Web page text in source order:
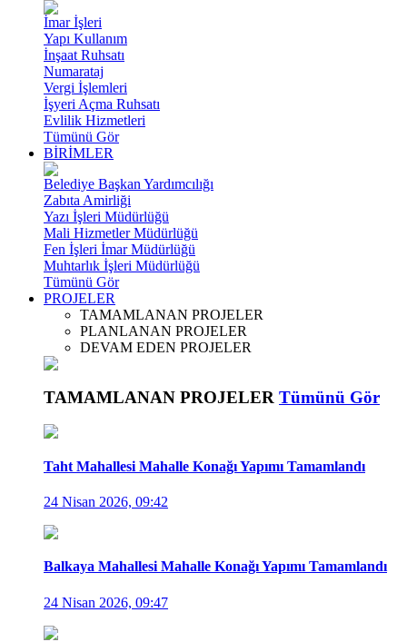
İmar İşleri
Yapı Kullanım
İnşaat Ruhsatı
Numarataj
Vergi İşlemleri
İşyeri Açma Ruhsatı
Evlilik Hizmetleri
Tümünü Gör
BİRİMLER
Belediye Başkan Yardımcılığı
Zabıta Amirliği
Yazı İşleri Müdürlüğü
Mali Hizmetler Müdürlüğü
Fen İşleri İmar Müdürlüğü
Muhtarlık İşleri Müdürlüğü
Tümünü Gör
PROJELER
TAMAMLANAN PROJELER
PLANLANAN PROJELER
DEVAM EDEN PROJELER
TAMAMLANAN PROJELER Tümünü Gör
Taht Mahallesi Mahalle Konağı Yapımı Tamamlandı
24 Nisan 2026, 09:42
Balkaya Mahallesi Mahalle Konağı Yapımı Tamamlandı
24 Nisan 2026, 09:47